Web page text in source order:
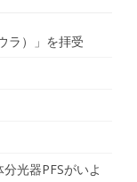
ラ）」を拝受
光器PFSがいよ